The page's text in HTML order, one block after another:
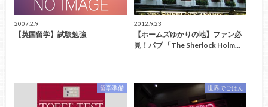
2007.2.9
【英国留学】試験勉強
2012.9.23
【ホームズゆかりの地】ファン必
見！パブ 「The Sherlock Holm…
留学準備 世界でごはん